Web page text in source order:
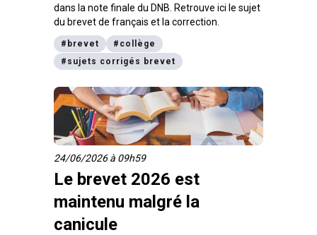
dans la note finale du DNB. Retrouve ici le sujet
du brevet de français et la correction.
# brevet # collège
# sujets corrigés brevet
24/06/2026 à 09h59
Le brevet 2026 est
maintenu malgré la
canicule